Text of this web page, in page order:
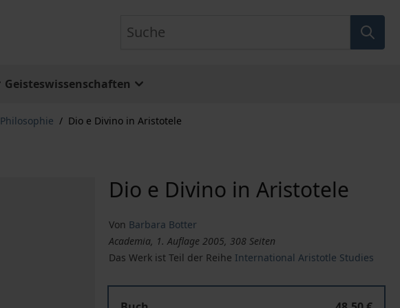
Geisteswissenschaften
Philosophie / Dio e Divino in Aristotele
Dio e Divino in Aristotele
Von Barbara Botter
Academia, 1. Auflage 2005, 308 Seiten
Das Werk ist Teil der Reihe International Aristotle Studies